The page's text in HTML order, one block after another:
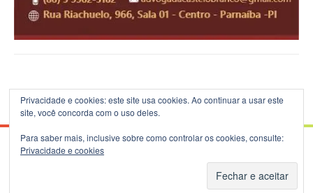
© 2026 Blog do B.Silva - Theme: Patus by FameThemes.
Privacidade e cookies: este site usa cookies. Ao continuar a usar este
site, você concorda com o uso deles.
Para saber mais, inclusive sobre como controlar os cookies, consulte:
Privacidade e cookies